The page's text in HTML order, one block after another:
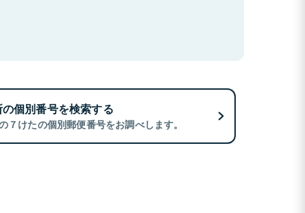
個別番号を検索する
７けたの個別郵便番号をお調べします。